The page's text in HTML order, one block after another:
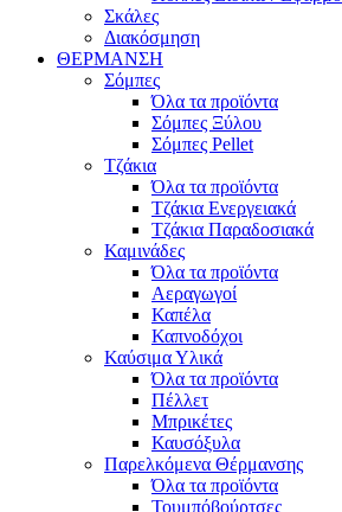
Σκάλες
Διακόσμηση
ΘΕΡΜΑΝΣΗ
Σόμπες
Όλα τα προϊόντα
Σόμπες Ξύλου
Σόμπες Pellet
Τζάκια
Όλα τα προϊόντα
Τζάκια Ενεργειακά
Τζάκια Παραδοσιακά
Καμινάδες
Όλα τα προϊόντα
Αεραγωγοί
Καπέλα
Καπνοδόχοι
Καύσιμα Υλικά
Όλα τα προϊόντα
Πέλλετ
Μπρικέτες
Καυσόξυλα
Παρελκόμενα Θέρμανσης
Όλα τα προϊόντα
Τουμπόβούρτσες